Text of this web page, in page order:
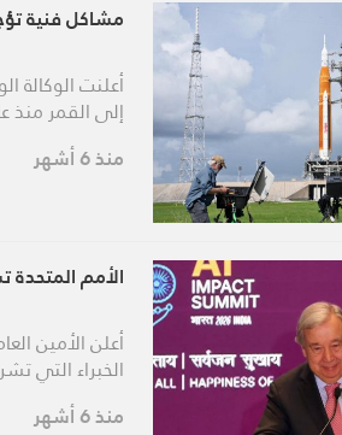
مشاكل فنية
أعلنت الوكالة
إلى القمر منذ عام
منذ 6 أشهر
الأمم
أعلن الأمين
الخبراء التي
منذ 6 أشهر